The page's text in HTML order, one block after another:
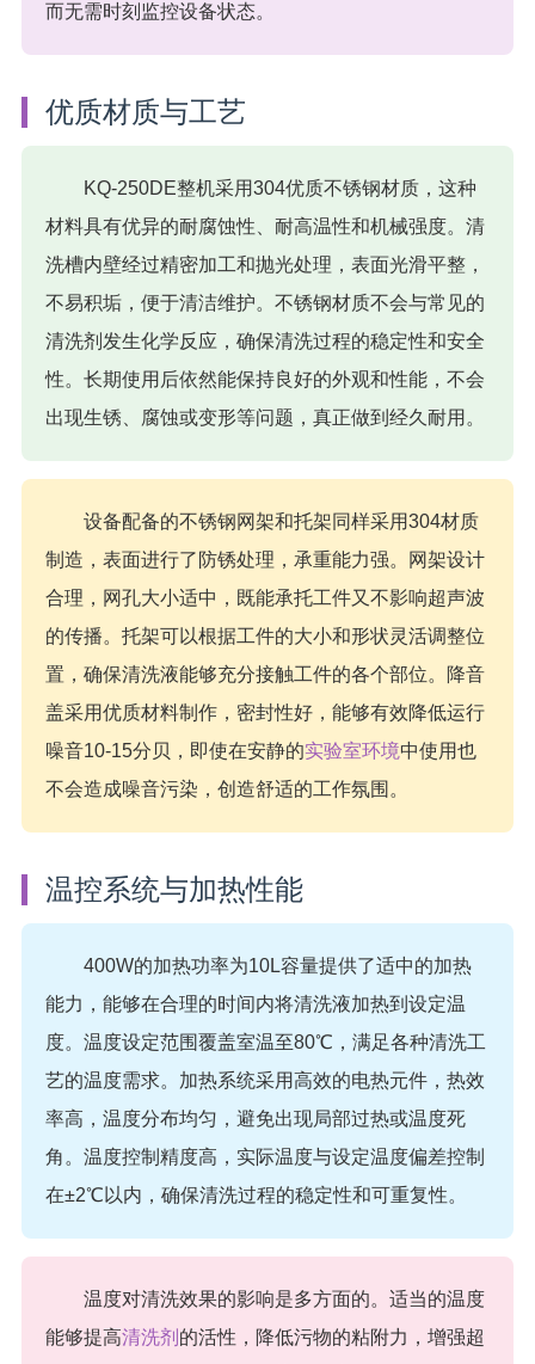
而无需时刻监控设备状态。
优质材质与工艺
KQ-250DE整机采用304优质不锈钢材质，这种
材料具有优异的耐腐蚀性、耐高温性和机械强度。清
洗槽内壁经过精密加工和抛光处理，表面光滑平整，
不易积垢，便于清洁维护。不锈钢材质不会与常见的
清洗剂发生化学反应，确保清洗过程的稳定性和安全
性。长期使用后依然能保持良好的外观和性能，不会
出现生锈、腐蚀或变形等问题，真正做到经久耐用。
设备配备的不锈钢网架和托架同样采用304材质
制造，表面进行了防锈处理，承重能力强。网架设计
合理，网孔大小适中，既能承托工件又不影响超声波
的传播。托架可以根据工件的大小和形状灵活调整位
置，确保清洗液能够充分接触工件的各个部位。降音
盖采用优质材料制作，密封性好，能够有效降低运行
噪音10-15分贝，即使在安静的实验室环境中使用也
不会造成噪音污染，创造舒适的工作氛围。
温控系统与加热性能
400W的加热功率为10L容量提供了适中的加热
能力，能够在合理的时间内将清洗液加热到设定温
度。温度设定范围覆盖室温至80℃，满足各种清洗工
艺的温度需求。加热系统采用高效的电热元件，热效
率高，温度分布均匀，避免出现局部过热或温度死
角。温度控制精度高，实际温度与设定温度偏差控制
在±2℃以内，确保清洗过程的稳定性和可重复性。
温度对清洗效果的影响是多方面的。适当的温度
能够提高清洗剂 的活性，降低污物的粘附力，增强超